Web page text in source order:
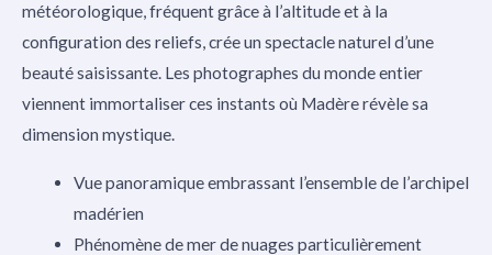
météorologique, fréquent grâce à l’altitude et à la
configuration des reliefs, crée un spectacle naturel d’une
beauté saisissante. Les photographes du monde entier
viennent immortaliser ces instants où Madère révèle sa
dimension mystique.
Vue panoramique embrassant l’ensemble de l’archipel
madérien
Phénomène de mer de nuages particulièrement